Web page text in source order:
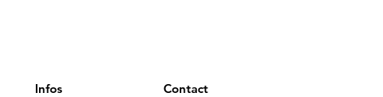
Infos Contact